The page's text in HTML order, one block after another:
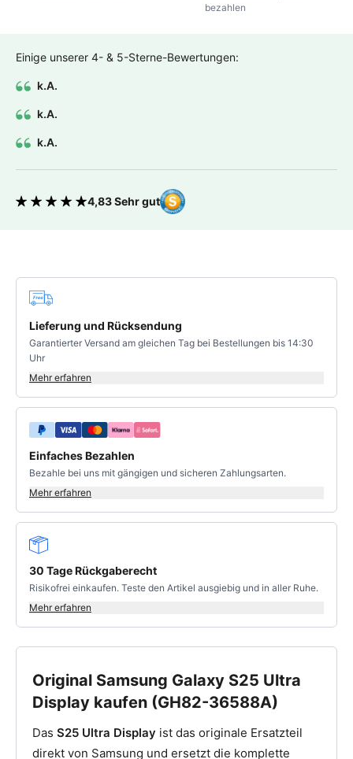
bezahlen
Einige unserer 4- & 5-Sterne-Bewertungen:
k.A.
k.A.
k.A.
Bewertung 4.83 von 5 Sternen
4,83 Sehr gut
Deine Vorteile
Lieferung und Rücksendung
Garantierter Versand am gleichen Tag bei Bestellungen bis 14:30
Uhr
Mehr erfahren
Einfaches Bezahlen
Bezahle bei uns mit gängigen und sicheren Zahlungsarten.
Mehr erfahren
30 Tage Rückgaberecht
Risikofrei einkaufen. Teste den Artikel ausgiebig und in aller Ruhe.
Mehr erfahren
Original Samsung Galaxy S25 Ultra
Display kaufen (GH82-36588A)
Das S25 Ultra Display ist das originale Ersatzteil
direkt von Samsung und ersetzt die komplette